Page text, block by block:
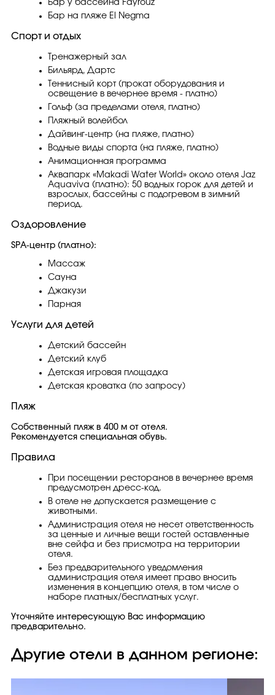
Бар у бассейна Fayrouz
Бар на пляже El Negma
Спорт и отдых
Тренажерный зал
Бильярд, Дартс
Теннисный корт (прокат оборудования и
освещение в вечернее время - платно)
Гольф (за пределами отеля, платно)
Пляжный волейбол
Дайвинг-центр (на пляже, платно)
Водные виды спорта (на пляже, платно)
Анимационная программа
Аквапарк «Makadi Water World» около отеля Jaz
Aquaviva (платно): 50 водных горок для детей и
взрослых, бассейны с подогревом в зимний
период.
Оздоровление
SPA-центр (платно):
Массаж
Сауна
Джакузи
Парная
Услуги для детей
Детский бассейн
Детский клуб
Детская игровая площадка
Детская кроватка (по запросу)
Пляж
Собственный пляж в 400 м от отеля.
Рекомендуется специальная обувь.
Правила
При посещении ресторанов в вечернее время
предусмотрен дресс-код.
В отеле не допускается размещение с
животными.
Администрация отеля не несет ответственность
за ценные и личные вещи гостей оставленные
вне сейфа и без присмотра на территории
отеля.
Без предварительного уведомления
администрация отеля имеет право вносить
изменения в концепцию отеля, в том числе о
наборе платных/бесплатных услуг.
Уточняйте интересующую Вас информацию
предварительно.
Другие отели в данном регионе: